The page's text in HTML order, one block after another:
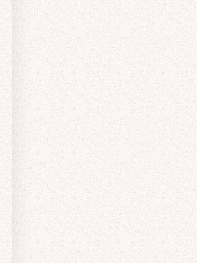
ポイント1
「高くても・安くて
その理由を知る
ポイント2
保証内容と
会社の信頼性を確
ポイント3
自社施工かどうかが
意外と重要！
ポイント4
しろあり防除施工士
はいますか？
ポイント5
最後は営業さんの
人柄で選ぶ